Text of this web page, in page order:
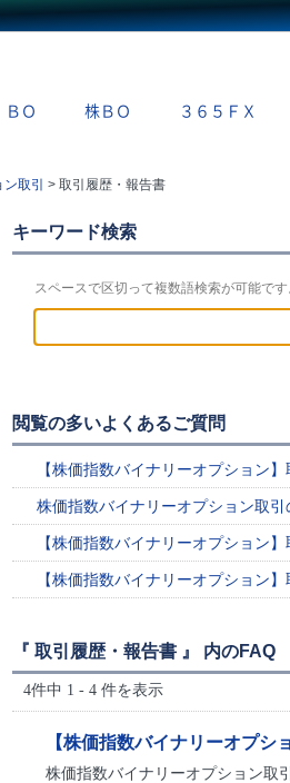
ＢＯ 株ＢＯ ３６５ＦＸ
取引 > 取引履歴・報告書
キーワード検索
スペースで区切って複数語検索が可能
閲覧の多いよくあるご質問
【株価指数バイナリーオプション
株価指数バイナリーオプション取
【株価指数バイナリーオプション
【株価指数バイナリーオプション
『 取引履歴・報告書 』 内のFAQ
4件中 1 - 4 件を表示
【株価指数バイナリーオプシ
株価指数バイナリーオプション取